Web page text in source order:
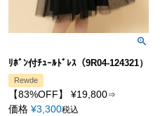
ﾘﾎﾞﾝ付ﾁｭｰﾙﾄﾞﾚｽ（9R04-124321）
Rewde
【83%OFF】 ¥19,800⇒
価格 ¥3,300税込